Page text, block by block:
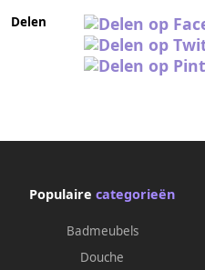
Delen
Populaire categorieën
Badmeubels
Douche